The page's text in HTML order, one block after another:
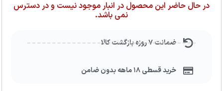
در حال حاضر این محصول در انبار موجود نیست و در دسترس
نمی باشد.
ضمانت ۷ روزه بازگشت کالا
خرید قسطی ۱۸ ماهه بدون ضامن